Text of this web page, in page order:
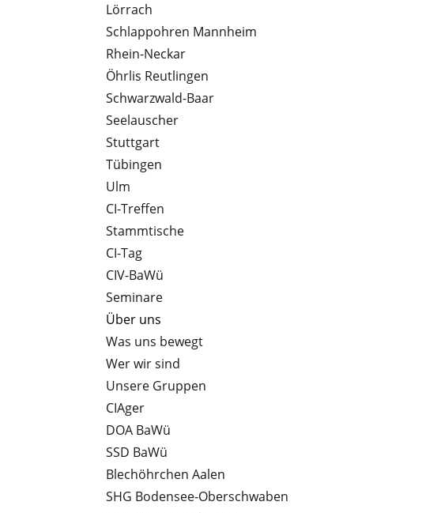
Lörrach
Schlappohren Mannheim
Rhein-Neckar
Öhrlis Reutlingen
Schwarzwald-Baar
Seelauscher
Stuttgart
Tübingen
Ulm
CI-Treffen
Stammtische
CI-Tag
CIV-BaWü
Seminare
Über uns
Was uns bewegt
Wer wir sind
Unsere Gruppen
CIAger
DOA BaWü
SSD BaWü
Blechöhrchen Aalen
SHG Bodensee-Oberschwaben